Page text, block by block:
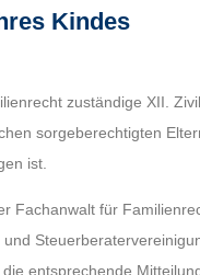
Kindes
zuständige XII.
sorgeberechtigten
ist.
Fachanwalt für
entsprechende